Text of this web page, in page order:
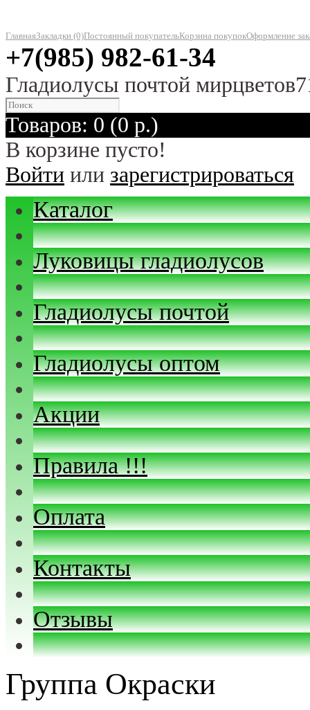
ГлавнаяЗакладки (0)Постоянный покупательКорзина покупокОформление
+7(985) 982-61-34
Гладиолусы почтой
Товаров: 0 (0 р.)
В корзине пусто!
Войти или зарегистрироваться
Каталог
Луковицы гладиолусов
Гладиолусы почтой
Гладиолусы оптом
Акции
Правила !!!
Оплата
Контакты
Отзывы
Группа Окраски